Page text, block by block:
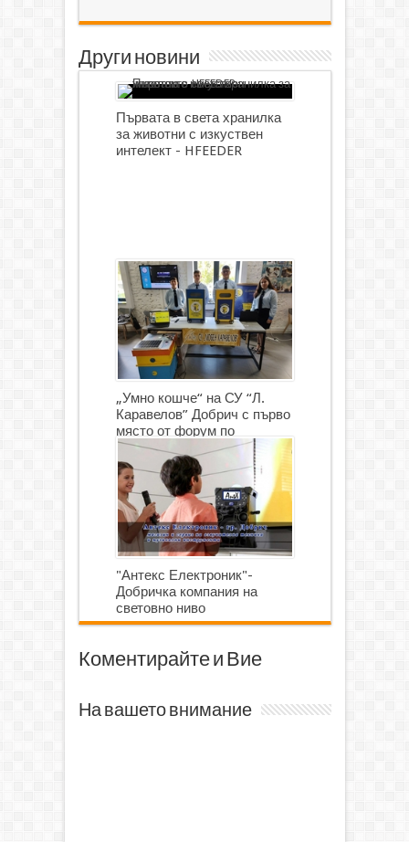
Други новини
Първата в света хранилка
за животни с изкуствен
интелект - HFEEDER
„Умно кошче“ на СУ “Л.
Каравелов” Добрич с първо
място от форум по
роботика
"Антекс Електроник"-
Добричка компания на
световно ниво
Коментирайте и Вие
На вашето внимание